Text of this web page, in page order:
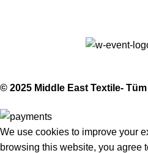
© 2025 Middle East Textile- Tüm
We use cookies to improve your
browsing this website, you agree